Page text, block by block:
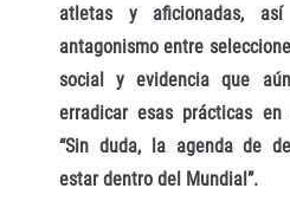
atletas y aficionadas,
antagonismo entre
social y evidencia que
erradicar esas prácticas
“Sin duda, la agenda de
estar dentro del Mundial”.